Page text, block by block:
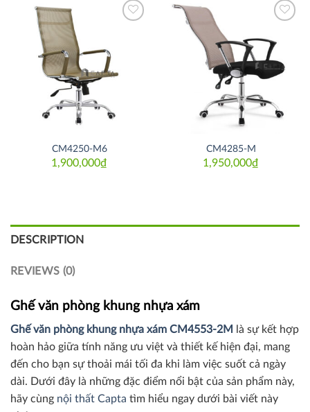
CM4250-M6
1,900,000₫
Thích
CM4285-M
1,950,000₫
DESCRIPTION
REVIEWS (0)
Ghế văn phòng khung nhựa xám
Ghế văn phòng khung nhựa xám CM4553-2M
là sự kết hợp
hoàn hảo giữa tính năng ưu việt và thiết kế hiện đại, mang
đến cho bạn sự thoải mái tối đa khi làm việc suốt cả ngày
dài. Dưới đây là những đặc điểm nổi bật của sản phẩm này,
hãy cùng nội thất Capta tìm hiểu ngay dưới bài viết này